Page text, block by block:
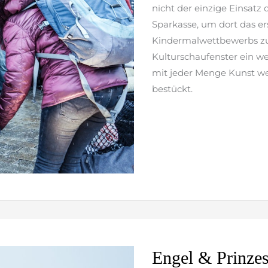
nicht der einzige Einsatz
Sparkasse, um dort das
Kindermalwettbewerbs
Kulturschaufenster ein
mit jeder Menge Kunst
bestückt.
Engel &
Engel